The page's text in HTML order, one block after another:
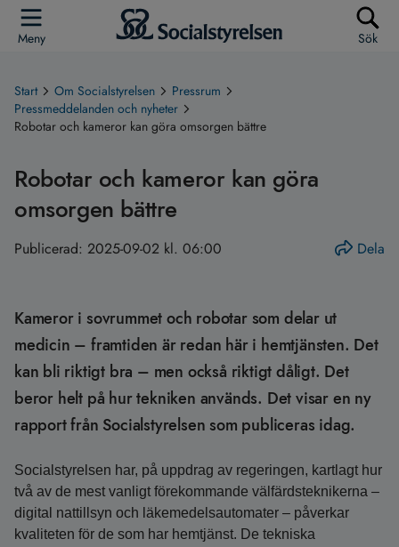
Meny Sök
Start Om Socialstyrelsen
Pressrum
Pressmeddelanden och nyheter
Robotar och kameror kan göra omsorgen bättre
Robotar och kameror kan göra
omsorgen bättre
Publicerad: 2025-09-02 kl. 06:00 Dela
Kameror i sovrummet och robotar som delar ut
medicin – framtiden är redan här i hemtjänsten. Det
kan bli riktigt bra – men också riktigt dåligt. Det
beror helt på hur tekniken används. Det visar en ny
rapport från Socialstyrelsen som publiceras idag.
Socialstyrelsen har, på uppdrag av regeringen, kartlagt hur
två av de mest vanligt förekommande välfärdsteknikerna –
digital nattillsyn och läkemedelsautomater – påverkar
kvaliteten för de som har hemtjänst. De tekniska